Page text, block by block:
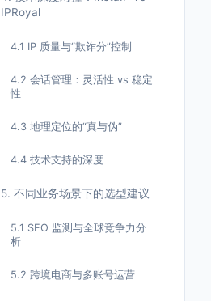
IPRoyal
4.1 IP 质量与“欺诈分”控制
4.2 会话管理：灵活性 vs 稳定
性
4.3 地理定位的“真与伪”
4.4 技术支持的深度
5. 不同业务场景下的选型建议
5.1 SEO 监测与全球竞争力分
析
5.2 跨境电商与多账号运营